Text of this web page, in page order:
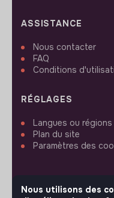
ASSISTANCE
Nous contacter
FAQ
Conditions
RÉGLAGES
Langues ou régions
Plan du site
Paramètres des
Nous utilisons des